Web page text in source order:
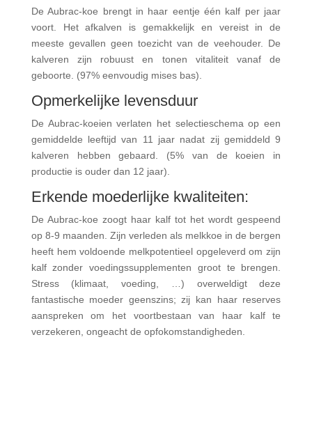
De Aubrac-koe brengt in haar eentje één kalf per jaar
voort. Het afkalven is gemakkelijk en vereist in de
meeste gevallen geen toezicht van de veehouder. De
kalveren zijn robuust en tonen vitaliteit vanaf de
geboorte. (97% eenvoudig mises bas).
Opmerkelijke levensduur
De Aubrac-koeien verlaten het selectieschema op een
gemiddelde leeftijd van 11 jaar nadat zij gemiddeld 9
kalveren hebben gebaard. (5% van de koeien in
productie is ouder dan 12 jaar).
Erkende moederlijke kwaliteiten:
De Aubrac-koe zoogt haar kalf tot het wordt gespeend
op 8-9 maanden. Zijn verleden als melkkoe in de bergen
heeft hem voldoende melkpotentieel opgeleverd om zijn
kalf zonder voedingssupplementen groot te brengen.
Stress (klimaat, voeding, …) overweldigt deze
fantastische moeder geenszins; zij kan haar reserves
aanspreken om het voortbestaan van haar kalf te
verzekeren, ongeacht de opfokomstandigheden.